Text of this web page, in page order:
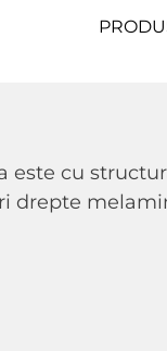
este cu
drepte